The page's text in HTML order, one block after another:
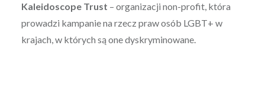
Kaleidoscope Trust – organizacji non-profit, która
prowadzi kampanie na rzecz praw osób LGBT+ w
krajach, w których są one dyskryminowane.